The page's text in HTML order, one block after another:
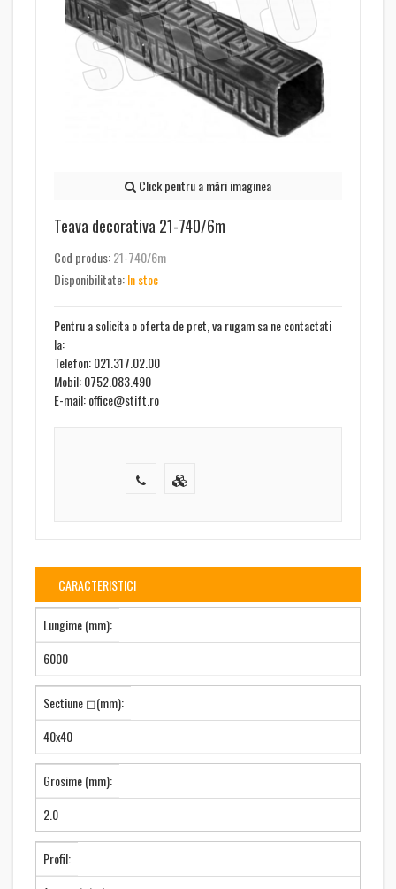
Click pentru a mări imaginea
Teava decorativa 21-740/6m
Cod produs:21-740/6m
Disponibilitate:In stoc
Pentru a solicita o oferta de pret, va rugam sa ne contactati
la:
Telefon: 021.317.02.00
Mobil: 0752.083.490
E-mail: office@stift.ro
CARACTERISTICI
Lungime (mm):
6000
Sectiune ◻(mm):
40x40
Grosime (mm):
2.0
Profil: